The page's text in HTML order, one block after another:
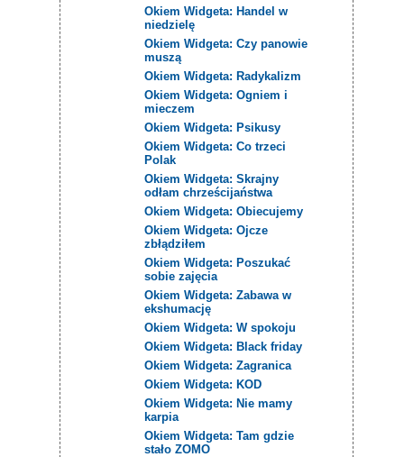
Okiem Widgeta: Handel w
niedzielę
Okiem Widgeta: Czy panowie
muszą
Okiem Widgeta: Radykalizm
Okiem Widgeta: Ogniem i
mieczem
Okiem Widgeta: Psikusy
Okiem Widgeta: Co trzeci
Polak
Okiem Widgeta: Skrajny
odłam chrześcijaństwa
Okiem Widgeta: Obiecujemy
Okiem Widgeta: Ojcze
zbłądziłem
Okiem Widgeta: Poszukać
sobie zajęcia
Okiem Widgeta: Zabawa w
ekshumację
Okiem Widgeta: W spokoju
Okiem Widgeta: Black friday
Okiem Widgeta: Zagranica
Okiem Widgeta: KOD
Okiem Widgeta: Nie mamy
karpia
Okiem Widgeta: Tam gdzie
stało ZOMO